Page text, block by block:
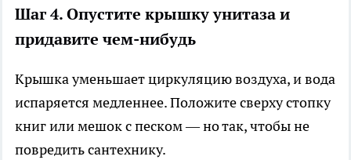
Шаг 4. Опустите крышку унитаза и
придавите чем-нибудь
Крышка уменьшает циркуляцию воздуха, и вода
испаряется медленнее. Положите сверху стопку
книг или мешок с песком — но так, чтобы не
повредить сантехнику.